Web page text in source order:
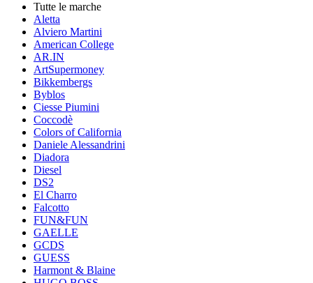
Tutte le marche
Aletta
Alviero Martini
American College
AR.IN
ArtSupermoney
Bikkembergs
Byblos
Ciesse Piumini
Coccodè
Colors of California
Daniele Alessandrini
Diadora
Diesel
DS2
El Charro
Falcotto
FUN&FUN
GAELLE
GCDS
GUESS
Harmont & Blaine